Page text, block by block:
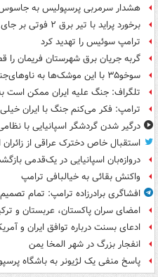
هشدار سرمربی پرسپولیس به
برخورد پراید با تیر برق ۲ فوتی بر جای گذاشت
ترامپ سوئیس را تهدید کرد
گربه جریان برق شهرستان فریمان را
سوخو۳۵ با این موشک‌ها به ناوهای‌جنگی حمله می‌کند
تلگراف: جنگ علیه ایران ممکن است
ترامپ: فکر می‌کنم جنگ با ایران خیلی
درگیر شدن گردشگر اسپانیایی با
استقبال خاص دخترک عراقی از
دروازه‌بان اسپانیایی در یک‌قدمی
واکنش بقائی به خیالبافی ترامپ
افشاگری برادرزاده ترامپ: تمام
امضای سران پاکستان، عربستان و
ادعای بسنت درباره توافق ایران و
انفجار بزرگ در شهر المخا یمن
پاسخ منفی یک لژیونر به باشگاه